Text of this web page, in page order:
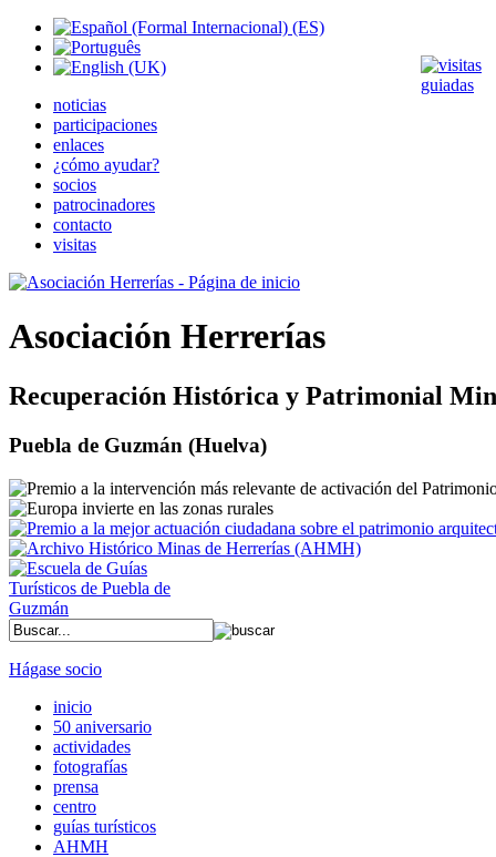
noticias
participaciones
enlaces
¿cómo ayudar?
socios
patrocinadores
contacto
visitas
Asociación Herrerías
Recuperación Histórica y Patrimonial
Puebla de Guzmán (Huelva)
Hágase socio
inicio
50 aniversario
actividades
fotografías
prensa
centro
guías turísticos
AHMH